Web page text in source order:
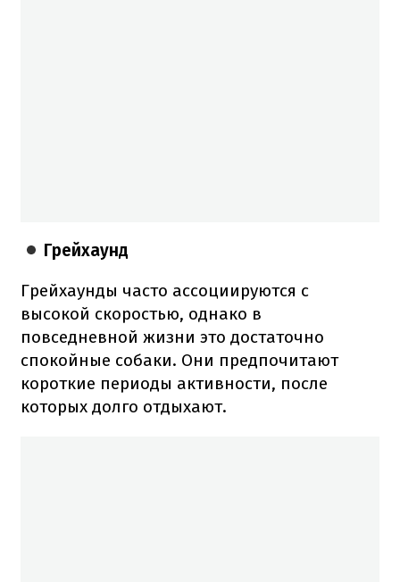
Грейхаунд
Грейхаунды часто ассоциируются с
высокой скоростью, однако в
повседневной жизни это достаточно
спокойные собаки. Они предпочитают
короткие периоды активности, после
которых долго отдыхают.